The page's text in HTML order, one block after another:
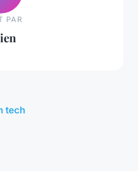
PAR
tech